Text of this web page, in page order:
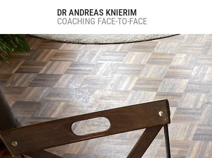
DR ANDREAS KNIERIM
COACHING FACE-TO-FACE